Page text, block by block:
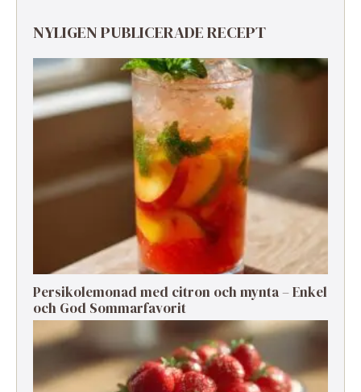
NYLIGEN PUBLICERADE RECEPT
Persikolemonad med citron och mynta – Enkel
och God Sommarfavorit